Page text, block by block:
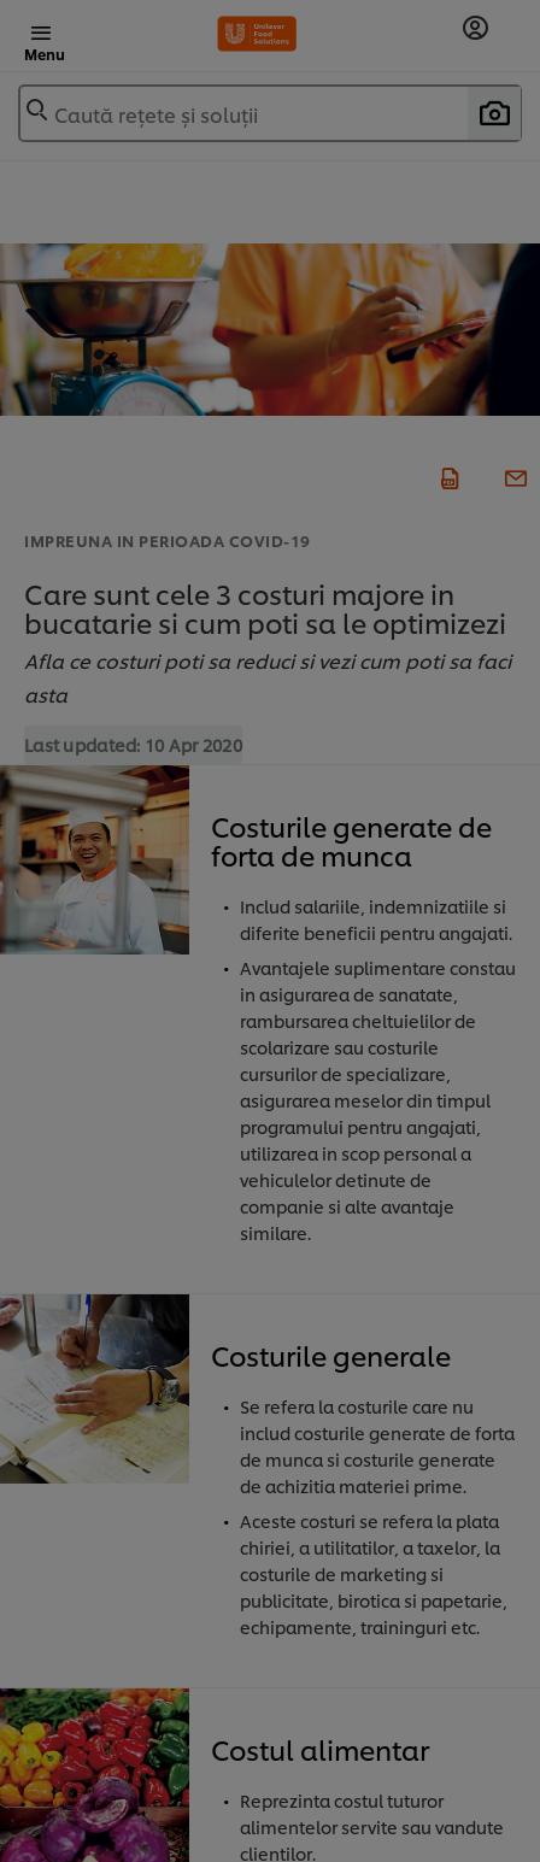
Menu
Caută rețete și soluții
IMPREUNA IN PERIOADA COVID-19
Care sunt cele 3 costuri majore in
bucatarie si cum poti sa le optimizezi
Afla ce costuri poti sa reduci si vezi cum poti sa faci
asta
Last updated: 10 Apr 2020
Costurile generate de
forta de munca
Includ salariile, indemnizatiile si
diferite beneficii pentru angajati.
Avantajele suplimentare constau
in asigurarea de sanatate,
rambursarea cheltuielilor de
scolarizare sau costurile
cursurilor de specializare,
asigurarea meselor din timpul
programului pentru angajati,
utilizarea in scop personal a
vehiculelor detinute de
companie si alte avantaje
similare.
Costurile generale
Se refera la costurile care nu
includ costurile generate de forta
de munca si costurile generate
de achizitia materiei prime.
Aceste costuri se refera la plata
chiriei, a utilitatilor, a taxelor, la
costurile de marketing si
publicitate, birotica si papetarie,
echipamente, traininguri etc.
Costul alimentar
Reprezinta costul tuturor
alimentelor servite sau vandute
clientilor.